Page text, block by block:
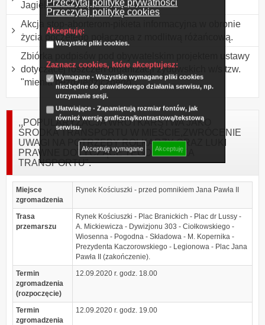
Przeczytaj politykę prywatności
Przeczytaj politykę cookies
Akceptuję:
Wszystkie pliki cookies.
Zaznacz cookies, które akceptujesz:
Wymagane - Wszystkie wymagane pliki cookies
niezbędne do prawidłowego działania serwisu, np.
utrzymanie sesji.
Ułatwiające - Zapamiętują rozmiar fontów, jak
również wersję graficzną/kontrastową/tekstową
serwisu.
Akceptuję wymagane Akceptuję
Jagiellonii Białystok
Akcja stop-aborterom-pikieta informacyjna w obronie
życia poczętego połączona z modlitwą różańcową.
Zbiórka podpisów pod obywatelskim projektem ustawy
dotyczącej roszczeń organizacji żydowskich w/s tzw.
"mienia bezdziedzicznego".
,,POPULARYZACJA WROTKARSTWA JAKO
ŚRODKA TRANSPORTU W MIEŚCIE,ZWRÓCENIE
UWAGI NA POTRZEBY ROLKARZY ORAZ LUKI
PRAWNE DOTYCZĄCE TEGO ŚRODKA
TRANSPORTU".
Miejsce
zgromadzenia
Rynek Kościuszki - przed pomnikiem Jana Pawła II
Trasa
przemarszu
Rynek Kościuszki - Plac Branickich - Plac dr Lussy -
A. Mickiewicza - Dywizjonu 303 - Ciołkowskiego -
Wiosenna - Pogodna - Składowa - M. Kopernika -
Prezydenta Kaczorowskiego - Legionowa - Plac Jana
Pawła II (zakończenie).
Termin
zgromadzenia
(rozpoczęcie)
12.09.2020 r. godz. 18.00
Termin
zgromadzenia
12.09.2020 r. godz. 19.00